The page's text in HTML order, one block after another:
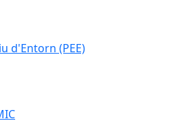
d'Entorn (PEE)